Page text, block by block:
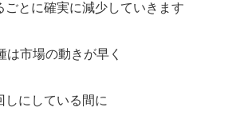
ごとに確実に減少していきます
市場の動きが早く
しにしている間に